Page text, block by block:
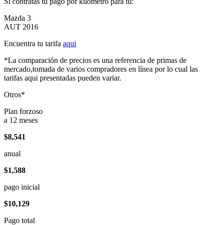
Mazda 3
AUT 2016
Encuentra tu tarifa aqui
*La comparación de precios es una referencia de primas de
mercado,tomada de varios compradores en línea por lo cual las
tarifas aqui presentadas pueden variar.
Otros*
Plan forzoso
a 12 meses
$8,541
anual
$1,588
pago inicial
$10,129
Pago total